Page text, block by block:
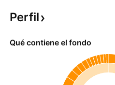
Perfil
Qué contiene el fondo